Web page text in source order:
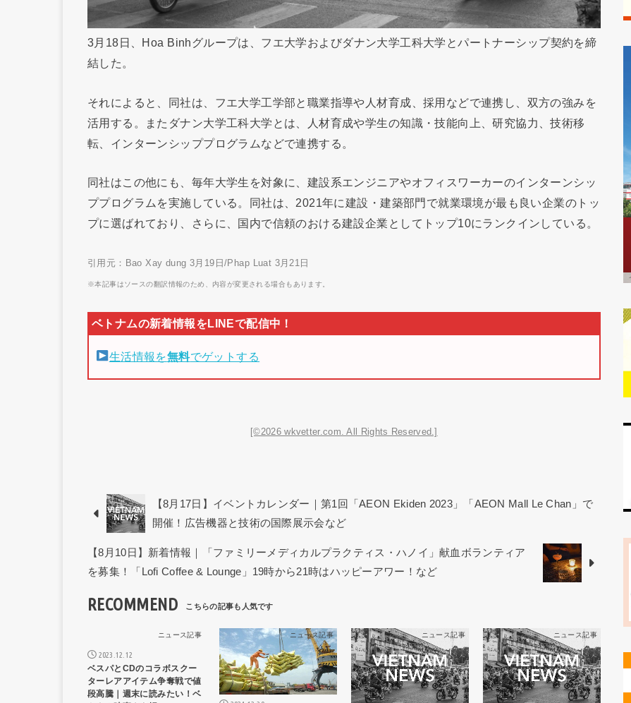
3月18日、Hoa Binhグループは、フエ大学およびダナン大学工科大学とパートナーシップ契約を締
結した。
それによると、同社は、フエ大学工学部と職業指導や人材育成、採用などで連携し、双方の強みを
活用する。またダナン大学工科大学とは、人材育成や学生の知識・技能向上、研究協力、技術移
転、インターンシッププログラムなどで連携する。
同社はこの他にも、毎年大学生を対象に、建設系エンジニアやオフィスワーカーのインターンシッ
ププログラムを実施している。同社は、2021年に建設・建築部門で就業環境が最も良い企業のトッ
プに選ばれており、さらに、国内で信頼のおける建設企業としてトップ10にランクインしている。
引用元：Bao Xay dung 3月19日/Phap Luat 3月21日
※本記事はソースの翻訳情報のため、内容が変更される場合もあります。
生活情報を無料でゲットする
[©2026 wkvetter.com. All Rights Reserved.]
【8月17日】イベントカレンダー｜第1回「AEON Ekiden 2023」「AEON Mall Le Chan」で
開催！広告機器と技術の国際展示会など
【8月10日】新着情報｜「ファミリーメディカルプラクティス・ハノイ」献血ボランティア
を募集！「Lofi Coffee & Lounge」19時から21時はハッピーアワー！など
RECOMMEND
ニュース記事
2023.12.12
ベスパとCDのコラボスクー
ターレアアイテム争奪戦で値
段高騰｜週末に読みたい！ベ
ニュース記事 ニュース記事 ニュース記事